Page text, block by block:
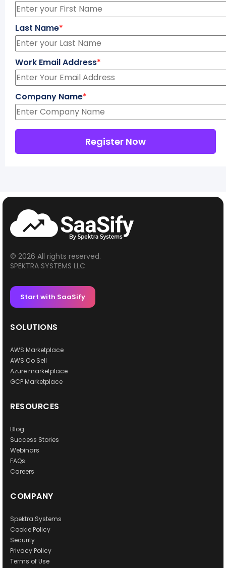
Last Name*
Work Email Address*
Company Name*
© 2026 All rights reserved.
SPEKTRA SYSTEMS LLC
Start with SaaSify
SOLUTIONS
AWS Marketplace
AWS Co Sell
Azure marketplace
GCP Marketplace
RESOURCES
Blog
Success Stories
Webinars
FAQs
Careers
COMPANY
Spektra Systems
Cookie Policy
Security
Privacy Policy
Terms of Use